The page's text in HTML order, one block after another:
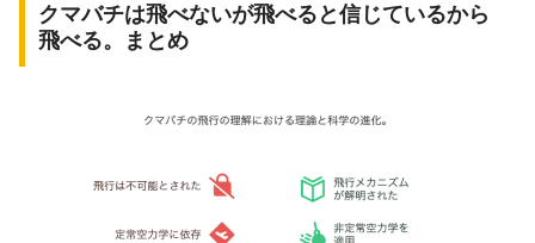
クマバチは飛べないが飛べると信じているから
飛べる。まとめ